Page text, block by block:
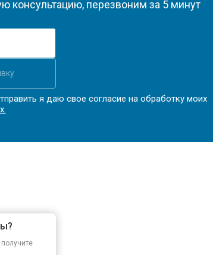
консультацию, перезвоним за 5 минут
я даю свое согласие на обработку моих